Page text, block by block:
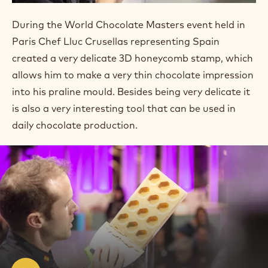
During the World Chocolate Masters event held in
Paris Chef Lluc Crusellas representing Spain
created a very delicate 3D honeycomb stamp, which
allows him to make a very thin chocolate impression
into his praline mould. Besides being very delicate it
is also a very interesting tool that can be used in